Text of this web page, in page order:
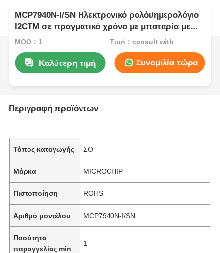
MCP7940N-I/SN Ηλεκτρονικό ρολόι/ημερολόγιο
I2CTM σε πραγματικό χρόνο με μπαταρία με
SRAM
MOQ：1 Τιμή：consult with
Καλύτερη τιμή Συνομιλία τώρα
Περιγραφή προϊόντων
Τόπος καταγωγής ΣΟ
Μάρκα MICROCHIP
Πιστοποίηση ROHS
Αριθμό μοντέλου MCP7940N-I/SN
Ποσότητα
παραγγελίας min
1